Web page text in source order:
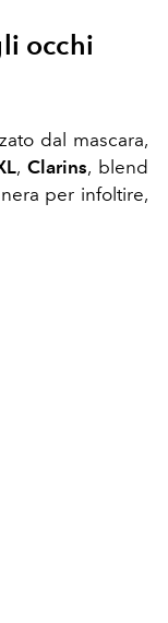
occhi
dal mascara,
, Clarins, blend
per infoltire,